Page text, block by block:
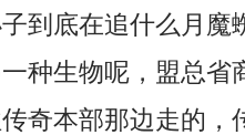
到底在追什么月魔
种生物呢，盟总省
奇本部那边走的，